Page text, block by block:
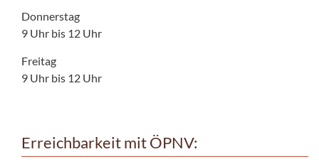
Donnerstag
9 Uhr bis 12 Uhr
Freitag
9 Uhr bis 12 Uhr
Erreichbarkeit mit ÖPNV: